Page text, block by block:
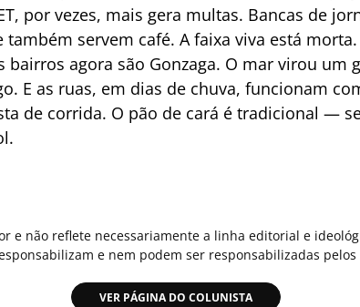
por vezes, mais gera multas. Bancas de
servem café. A faixa viva está
bairros agora são Gonzaga. O mar virou um
E as ruas, em dias de chuva, funcionam
de corrida. O pão de cará é tradicional —
e não reflete necessariamente a linha editorial e
e nem podem ser responsabilizadas
VER PÁGINA DO COLUNISTA